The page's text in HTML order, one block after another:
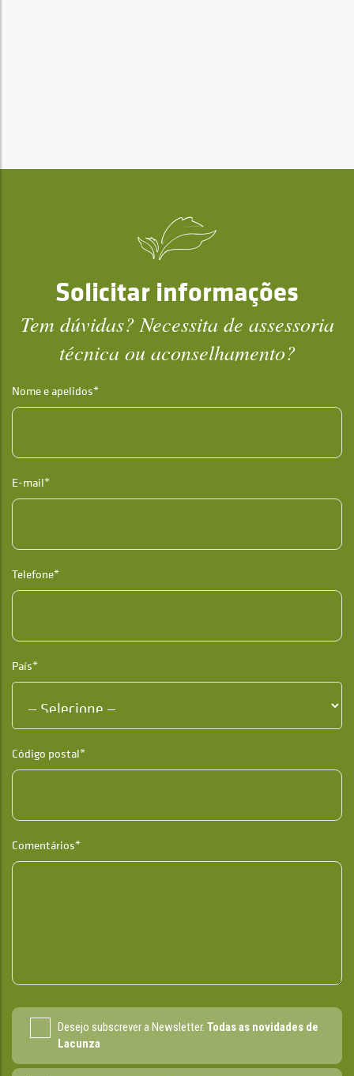
Solicitar informações
Tem dúvidas? Necessita de assessoria
técnica ou aconselhamento?
Nome e apelidos*
E-mail*
Telefone*
País*
Código postal*
Comentários*
Desejo subscrever a Newsletter. Todas as novidades de
Lacunza